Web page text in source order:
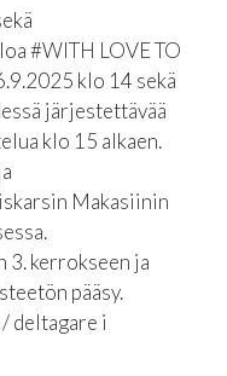
#WITH LOVE TO
klo 14 sekä
järjestettävää
klo 15 alkaen.
Makasiinin
3. kerrokseen ja
pääsy.
deltagare i